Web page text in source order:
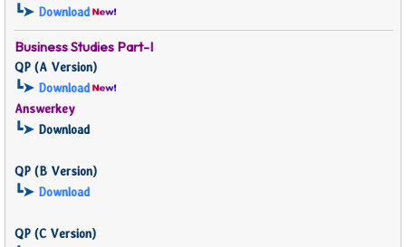
┗➤ Download
Business Studies Part-I
QP (A Version)
┗➤ Download
Answerkey
┗➤ Download
QP (B Version)
┗➤ Download
QP (C Version)